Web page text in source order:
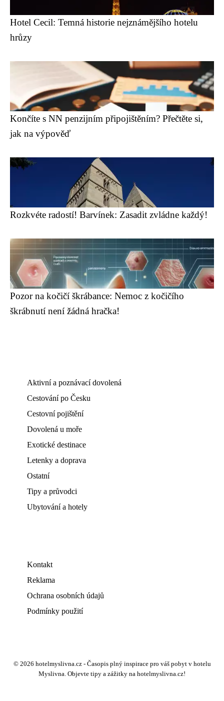
Hotel Cecil: Temná historie nejznámějšího hotelu
hrůzy
Končíte s NN penzijním připojištěním? Přečtěte si,
jak na výpověď
Rozkvéte radostí! Barvínek: Zasadit zvládne každý!
Pozor na kočičí škrábance: Nemoc z kočičího
škrábnutí není žádná hračka!
Aktivní a poznávací dovolená
Cestování po Česku
Cestovní pojištění
Dovolená u moře
Exotické destinace
Letenky a doprava
Ostatní
Tipy a průvodci
Ubytování a hotely
Kontakt
Reklama
Ochrana osobních údajů
Podmínky použití
© 2026 hotelmyslivna.cz - Časopis plný inspirace pro váš pobyt v hotelu
Myslivna. Objevte tipy a zážitky na hotelmyslivna.cz!